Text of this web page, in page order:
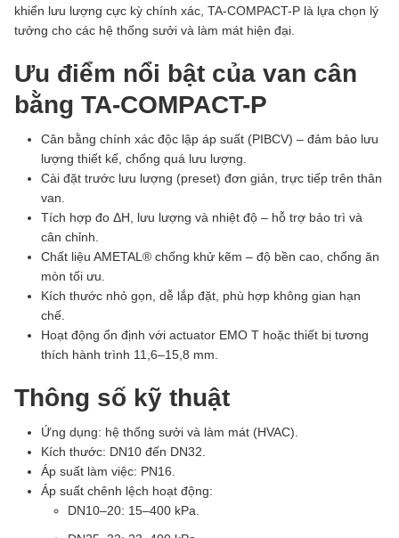
khiển lưu lượng cực kỳ chính xác, TA-COMPACT-P là lựa chọn lý
tưởng cho các hệ thống sưởi và làm mát hiện đại.
Ưu điểm nổi bật của van cân
bằng TA-COMPACT-P
Cân bằng chính xác độc lập áp suất (PIBCV) – đảm bảo lưu
lượng thiết kế, chống quá lưu lượng.
Cài đặt trước lưu lượng (preset) đơn giản, trực tiếp trên thân
van.
Tích hợp đo ΔH, lưu lượng và nhiệt độ – hỗ trợ bảo trì và
cân chỉnh.
Chất liệu AMETAL® chống khử kẽm – độ bền cao, chống ăn
mòn tối ưu.
Kích thước nhỏ gọn, dễ lắp đặt, phù hợp không gian hạn
chế.
Hoạt động ổn định với actuator EMO T hoặc thiết bị tương
thích hành trình 11,6–15,8 mm.
Thông số kỹ thuật
Ứng dụng: hệ thống sưởi và làm mát (HVAC).
Kích thước: DN10 đến DN32.
Áp suất làm việc: PN16.
Áp suất chênh lệch hoạt động:
DN10–20: 15–400 kPa.